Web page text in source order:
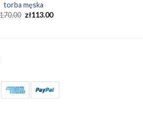
torba męska
zł113.00